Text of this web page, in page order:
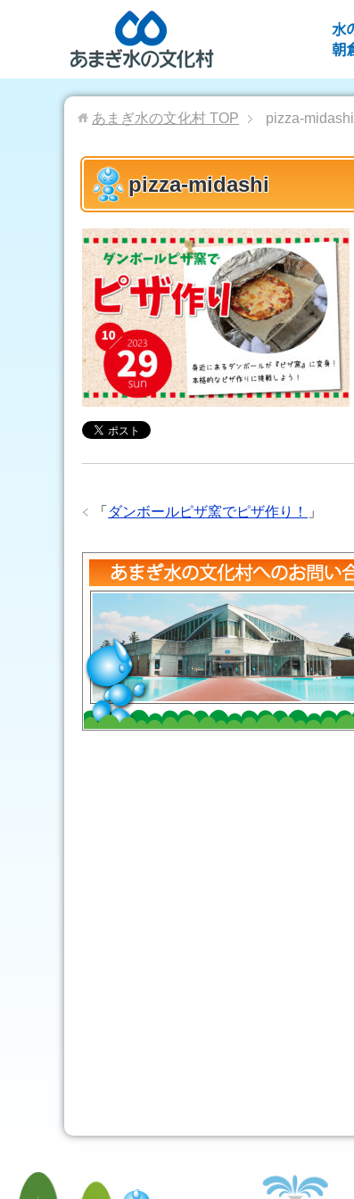
あまぎ水の文化村 TOP pizza-midashi
pizza-midashi
「 ダンボールピザ窯でピザ作り！ 」